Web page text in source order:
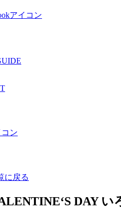
に戻る
DAY